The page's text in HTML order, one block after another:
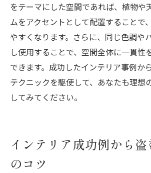
をテーマにした空間であれば、植物や
ムをアクセントとして配置することで
やすくなります。さらに、同じ色調や
し使用することで、空間全体に一貫性
できます。成功したインテリア事例か
テクニックを駆使して、あなたも理想
してみてください。
インテリア成功例から
のコツ